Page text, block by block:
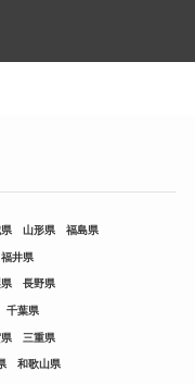
山形県 福島県
福井県
長野県
千葉県
三重県
和歌山県